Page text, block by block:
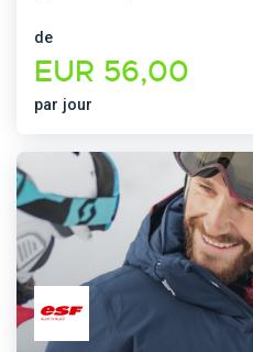
de
EUR 56,00
par jour